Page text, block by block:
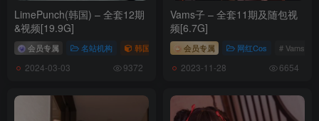
LimePunch(韩国) – 全套12期
&视频[19.9G]
会员专属 名站机构 韩国（korea） # LimePunch
2024-03-03 9372
Vams子 – 全套11期及随包视
频[6.7G]
会员专属 网红Cos # Vams子
2023-11-28 6654